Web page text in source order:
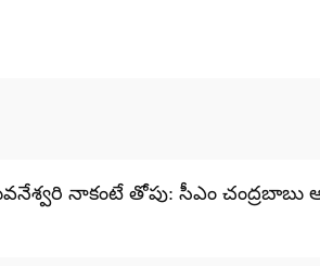
నాకంటే తోపు: సీఎం చంద్రబాబు